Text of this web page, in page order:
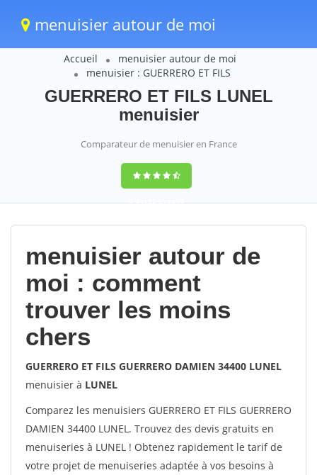
menuisier autour de moi
Accueil
menuisier autour de moi
menuisier : GUERRERO ET FILS
GUERRERO ET FILS LUNEL
menuisier
Comparateur de menuisier en France
9,4(100%)1499
votes
menuisier autour de
moi : comment
trouver les moins
chers
GUERRERO ET FILS GUERRERO DAMIEN 34400 LUNEL
menuisier à LUNEL
Comparez les menuisiers GUERRERO ET FILS GUERRERO
DAMIEN 34400 LUNEL. Trouvez des devis gratuits en
menuiseries à LUNEL ! Obtenez rapidement le tarif de
votre projet de menuiseries adaptée à vos besoins à